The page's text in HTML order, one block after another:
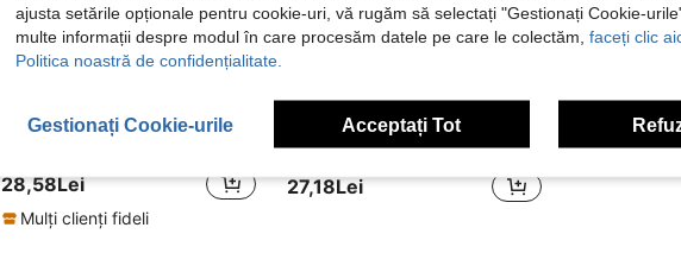
23
YWGSDZ
28,58Lei
Mulți clienți fideli
27,18Lei
ajusta setările opționale pentru cookie-uri, vă rugăm să selectați "Gestionați Cookie-
multe informații despre modul în care procesăm datele pe care le colectăm, faceți clic
Politica noastră de confidențialitate.
Gestionați Cookie-urile Acceptați Tot